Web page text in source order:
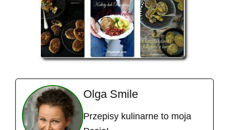
Olga Smile
Przepisy kulinarne to moja